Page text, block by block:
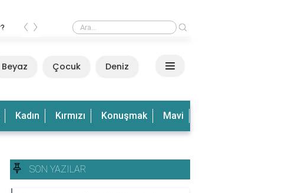
Rüyada Dalgalı Deniz Görmek Ne Anlama Gelir?
‹ ›
Beyaz Çocuk Deniz
Kadın Kırmızı Konuşmak Mavi
SON YAZILAR